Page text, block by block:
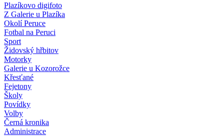
Plazíkovo digifoto
Z Galerie u Plazíka
Okolí Peruce
Fotbal na Peruci
Sport
Židovský hřbitov
Motorky
Galerie u Kozorožce
Křesťané
Fejetony
Školy
Povídky
Volby
Černá kronika
Administrace